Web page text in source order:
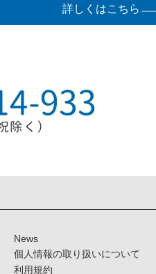
詳しくはこちら
News
個人情報の取り扱いについて
利用規約